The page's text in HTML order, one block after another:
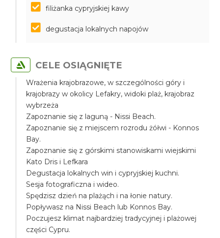
filiżanka cypryjskiej kawy
degustacja lokalnych napojów
CELE OSIĄGNIĘTE
Wrażenia krajobrazowe, w szczególności góry i
krajobrazy w okolicy Lefakry, widoki plaż, krajobraz
wybrzeża
Zapoznanie się z laguną - Nissi Beach.
Zapoznanie się z miejscem rozrodu żółwi - Konnos
Bay.
Zapoznanie się z górskimi stanowiskami wiejskimi
Kato Dris i Lefkara
Degustacja lokalnych win i cypryjskiej kuchni.
Sesja fotograficzna i wideo.
Spędzisz dzień na plażąch i na łonie natury.
Popływasz na Nissi Beach lub Konnos Bay.
Poczujesz klimat najbardziej tradycyjnej i plażowej
części Cypru.